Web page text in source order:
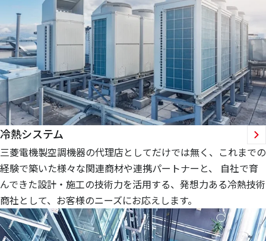
冷熱システム
三菱電機製空調機器の代理店としてだけでは無く、これまでの
経験で築いた様々な関連商材や連携パートナーと、 自社で育
んできた設計・施工の技術力を活用する、発想力ある冷熱技術
商社として、お客様のニーズにお応えします。